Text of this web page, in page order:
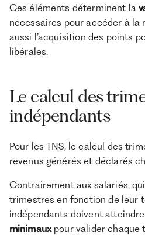
Ces éléments déterminent la
nécessaires pour accéder à la
aussi l’acquisition des points
libérales.
Le calcul des
indépendants
Pour les TNS, le calcul des
revenus générés et déclarés
Contrairement aux salariés,
trimestres en fonction de leur
indépendants doivent
minimauxpour valider chaque